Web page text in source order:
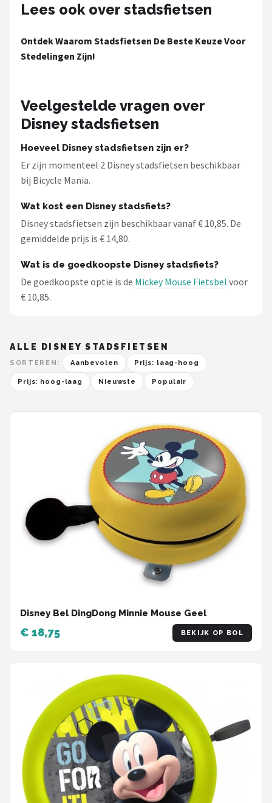
Alle merken →
Lees ook over stadsfietsen
Ontdek Waarom Stadsfietsen De Beste Keuze Voor
Stedelingen Zijn!
Veelgestelde vragen over
Disney stadsfietsen
Hoeveel Disney stadsfietsen zijn er?
Er zijn momenteel 2 Disney stadsfietsen beschikbaar
bij Bicycle Mania.
Wat kost een Disney stadsfiets?
Disney stadsfietsen zijn beschikbaar vanaf € 10,85. De
gemiddelde prijs is € 14,80.
Wat is de goedkoopste Disney stadsfiets?
De goedkoopste optie is de Mickey Mouse Fietsbel voor
€ 10,85.
ALLE DISNEY STADSFIETSEN
SORTEREN: Aanbevolen Prijs: laag-hoog
Prijs: hoog-laag Nieuwste Populair
Disney Bel DingDong Minnie Mouse Geel
€ 18,75 BEKIJK OP BOL